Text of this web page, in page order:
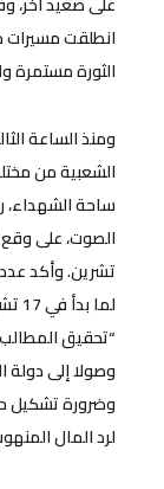
انطلقت مسيرات
الثورة مستمرة
ومنذ الساعة
الشعبية من
ساحة الشهداء،
تشرين. وأكد
“تحقيق
وصولا إلى دولة
وضرورة تشكيل
لرد المال